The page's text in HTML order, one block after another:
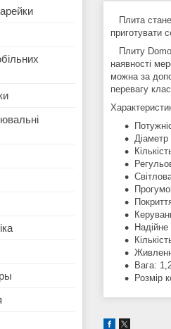
Плита стане
приготувати
Плиту
наявності
можна за
перевагу
Вага:
Розмір